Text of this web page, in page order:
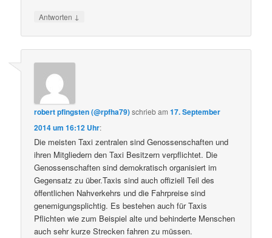
Antworten ↓
robert pfingsten (@rpfha79)schriebam17. September
2014 um 16:12 Uhr:
Die meisten Taxi zentralen sind Genossenschaften und
ihren Mitgliedern den Taxi Besitzern verpflichtet. Die
Genossenschaften sind demokratisch organisiert im
Gegensatz zu über.Taxis sind auch offiziell Teil des
öffentlichen Nahverkehrs und die Fahrpreise sind
genemigungsplichtig. Es bestehen auch für Taxis
Pflichten wie zum Beispiel alte und behinderte Menschen
auch sehr kurze Strecken fahren zu müssen.